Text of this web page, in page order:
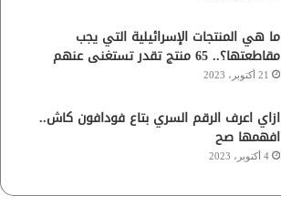
ما هي المنتجات الإسرائيلية التي يجب
مقاطعتها؟.. 65 منتج تقدر تستغنى عنهم
21 أكتوبر، 2023
ازاي اعرف الرقم السري بتاع فودافون كاش..
افهمها صح
4 أكتوبر، 2023